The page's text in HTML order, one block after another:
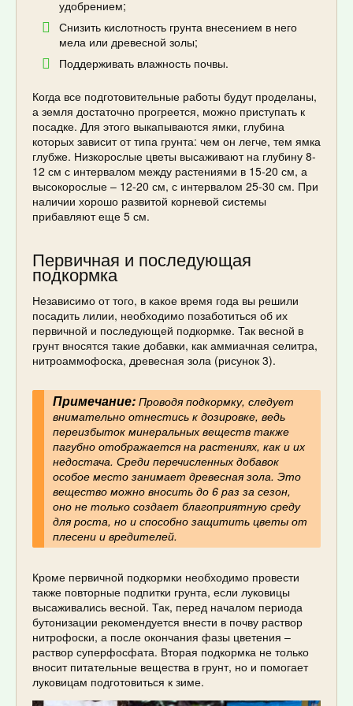
удобрением;
Снизить кислотность грунта внесением в него
мела или древесной золы;
Поддерживать влажность почвы.
Когда все подготовительные работы будут проделаны,
а земля достаточно прогреется, можно приступать к
посадке. Для этого выкапываются ямки, глубина
которых зависит от типа грунта: чем он легче, тем ямка
глубже. Низкорослые цветы высаживают на глубину 8-
12 см с интервалом между растениями в 15-20 см, а
высокорослые – 12-20 см, с интервалом 25-30 см. При
наличии хорошо развитой корневой системы
прибавляют еще 5 см.
Первичная и последующая
подкормка
Независимо от того, в какое время года вы решили
посадить лилии, необходимо позаботиться об их
первичной и последующей подкормке. Так весной в
грунт вносятся такие добавки, как аммиачная селитра,
нитроаммофоска, древесная зола (рисунок 3).
Примечание:Проводя подкормку, следует
внимательно отнестись к дозировке, ведь
переизбыток минеральных веществ также
пагубно отображается на растениях, как и их
недостача. Среди перечисленных добавок
особое место занимает древесная зола. Это
вещество можно вносить до 6 раз за сезон,
оно не только создает благоприятную среду
для роста, но и способно защитить цветы от
плесени и вредителей.
Кроме первичной подкормки необходимо провести
также повторные подпитки грунта, если луковицы
высаживались весной. Так, перед началом периода
бутонизации рекомендуется внести в почву раствор
нитрофоски, а после окончания фазы цветения –
раствор суперфосфата. Вторая подкормка не только
вносит питательные вещества в грунт, но и помогает
луковицам подготовиться к зиме.